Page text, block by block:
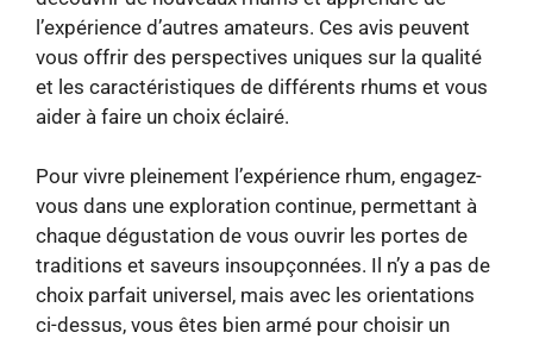
l’expérience d’autres amateurs. Ces avis peuvent
vous offrir des perspectives uniques sur la qualité
et les caractéristiques de différents rhums et vous
aider à faire un choix éclairé.
Pour vivre pleinement l’expérience rhum, engagez-
vous dans une exploration continue, permettant à
chaque dégustation de vous ouvrir les portes de
traditions et saveurs insoupçonnées. Il n’y a pas de
choix parfait universel, mais avec les orientations
ci-dessus, vous êtes bien armé pour choisir un